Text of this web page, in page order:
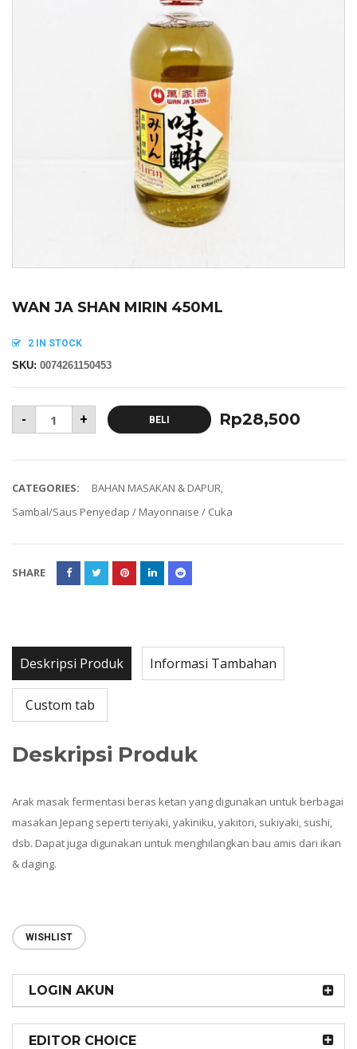
WAN JA SHAN MIRIN 450ML
2 IN STOCK
SKU: 0074261150453
Rp28,500
- + BELI
CATEGORIES: BAHAN MASAKAN & DAPUR,
Sambal/Saus Penyedap / Mayonnaise / Cuka
SHARE
Deskripsi Produk Informasi Tambahan
Custom tab
Deskripsi Produk
Arak masak fermentasi beras ketan yang digunakan untuk berbagai
masakan Jepang seperti teriyaki, yakiniku, yakitori, sukiyaki, sushi,
dsb. Dapat juga digunakan untuk menghilangkan bau amis dari ikan
& daging.
WISHLIST
LOGIN AKUN
EDITOR CHOICE